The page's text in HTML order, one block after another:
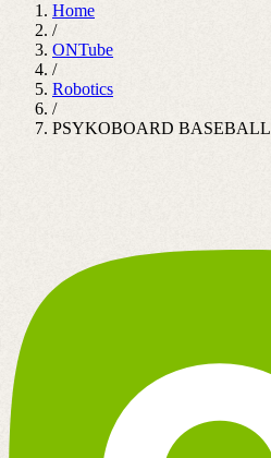
Home
/
ONTube
/
Robotics
/
PSYKOBOARD BASEBALL